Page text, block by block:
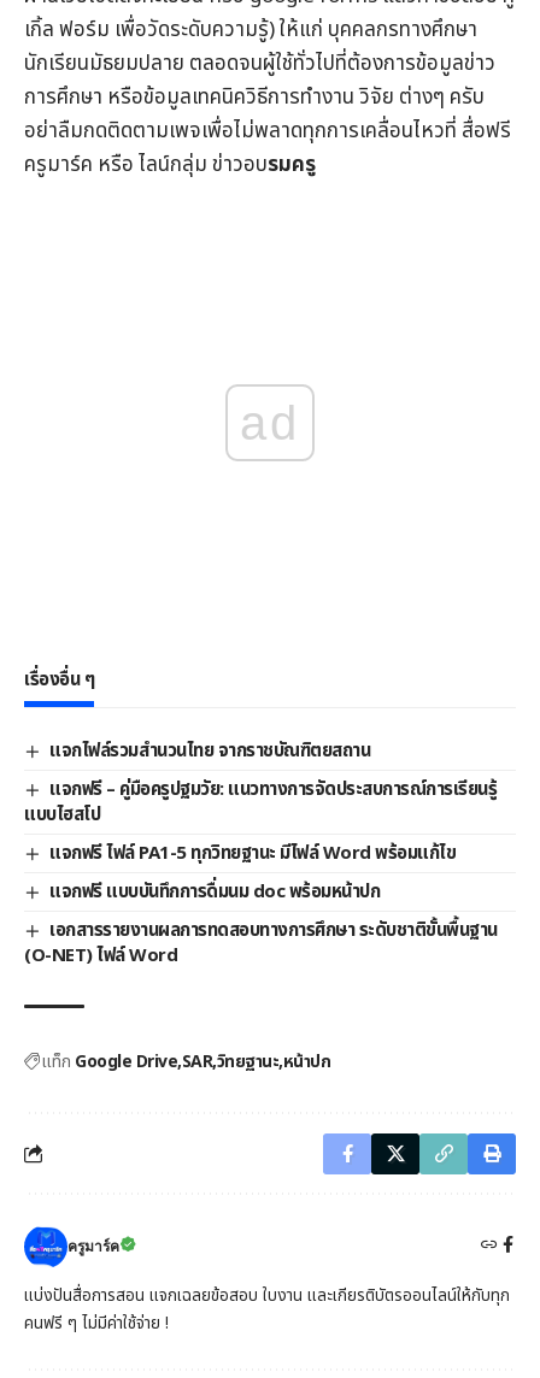
เกิ้ล ฟอร์ม เพื่อวัดระดับความรู้) ให้แก่ บุคคลกรทางศึกษา
นักเรียนมัธยมปลาย ตลอดจนผู้ใช้ทั่วไปที่ต้องการข้อมูลข่าว
การศึกษา หรือข้อมูลเทคนิควิธีการทำงาน วิจัย ต่างๆ ครับ
อย่าลืมกดติดตามเพจเพื่อไม่พลาดทุกการเคลื่อนไหวที่ สื่อฟรี
ครูมาร์ค หรือ ไลน์กลุ่มข่าวอบรมครู
ad
เรื่องอื่น ๆ
แจกไฟล์รวมสำนวนไทย จากราชบัณฑิตยสถาน
แจกฟรี – คู่มือครูปฐมวัย: แนวทางการจัดประสบการณ์การเรียนรู้
แบบไฮสโป
แจกฟรี ไฟล์ PA1-5 ทุกวิทยฐานะ มีไฟล์ Word พร้อมแก้ไข
แจกฟรี แบบบันทึกการดื่มนม doc พร้อมหน้าปก
เอกสารรายงานผลการทดสอบทางการศึกษา ระดับชาติขั้นพื้นฐาน
(O-NET) ไฟล์ Word
แท็ก Google Drive SARวิทยฐานะ หน้าปก
ครูมาร์ค
แบ่งปันสื่อการสอน แจกเฉลยข้อสอบ ใบงาน และเกียรติบัตรออนไลน์ให้กับทุก
คนฟรี ๆ ไม่มีค่าใช้จ่าย !